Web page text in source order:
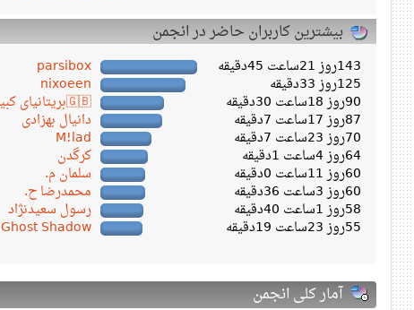
بیشترین کاربران حاضر در انجمن
parsibox 143روز 21ساعت 45دقیقه
nixoeen 125روز 33دقیقه
🇬🇧بریتانیای کبیر🇬🇧 90روز 18ساعت 30دقیقه
دانیال بهزادی 87روز 17ساعت 7دقیقه
M!lad 70روز 23ساعت 7دقیقه
کرگدن 64روز 4ساعت 1دقیقه
سلمان م. 60روز 11ساعت 0دقیقه
محمدرضا ح. 60روز 3ساعت 36دقیقه
رسول سعیدنژاد 58روز 1ساعت 40دقیقه
Ghost Shadow 55روز 23ساعت 19دقیقه
آمار کلی انجمن